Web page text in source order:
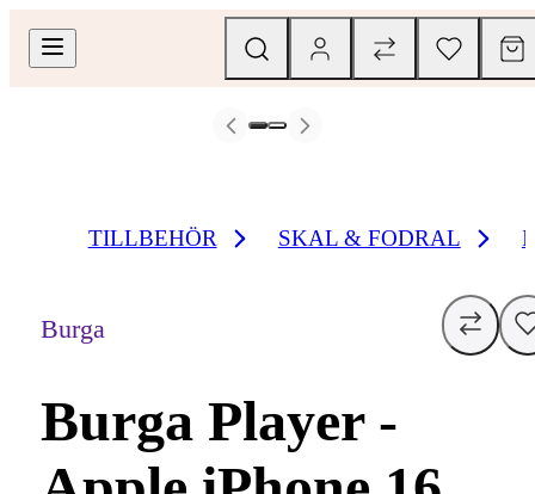
TILLBEHÖR SKAL & FODRAL
Burga
Burga Player -